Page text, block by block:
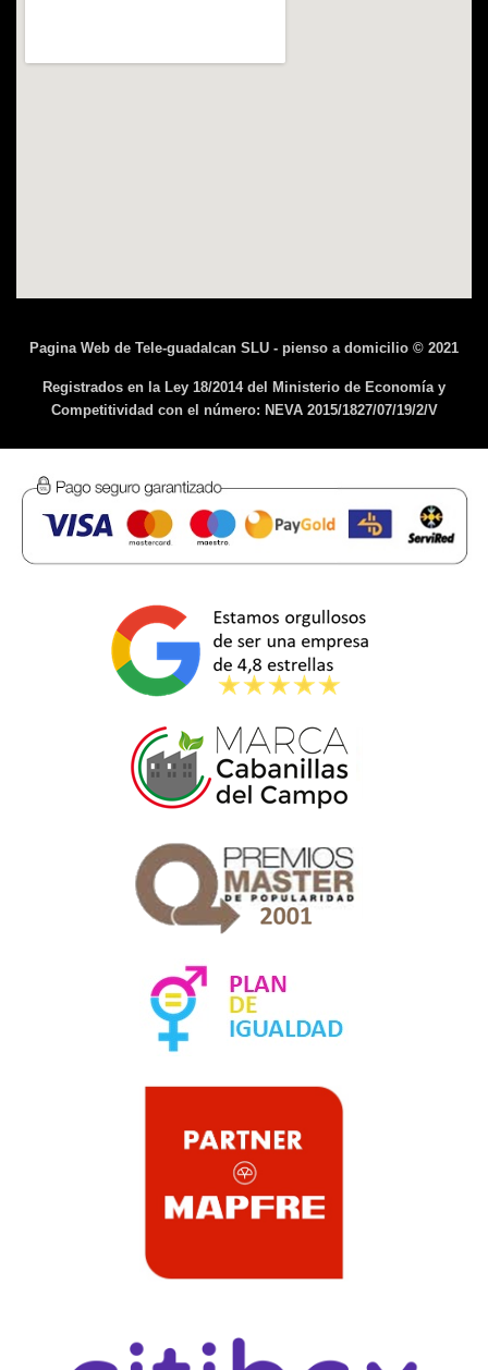
Pagina Web de Tele-guadalcan SLU - pienso a domicilio © 2021
Registrados en la Ley 18/2014 del Ministerio de Economía y
Competitividad con el número: NEVA 2015/1827/07/19/2/V